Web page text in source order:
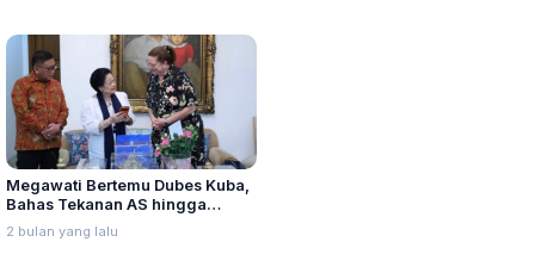
Megawati Bertemu Dubes Kuba,
Bahas Tekanan AS hingga
Kolaborasi Riset Kesehatan
2 bulan yang lalu